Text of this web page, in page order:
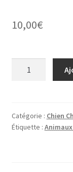
10,00€
formats
Catégorie : Chien
Étiquette :